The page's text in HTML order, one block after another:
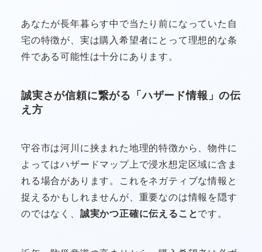
あなたが長年暮らす中で当たり前になっていた自
宅の特徴が、実は購入希望者にとって理想的な条
件である可能性は十分にあります。
誠実さが信頼に繋がる「ハザード情報」の伝
え方
守谷市は河川に挟まれた地理的特徴から、物件に
よってはハザードマップ上で浸水想定区域に含ま
れる場合があります。これをネガティブな情報と
捉えるかもしれませんが、重要なのは情報を隠す
のではなく、 誠実かつ正確に伝えることです。